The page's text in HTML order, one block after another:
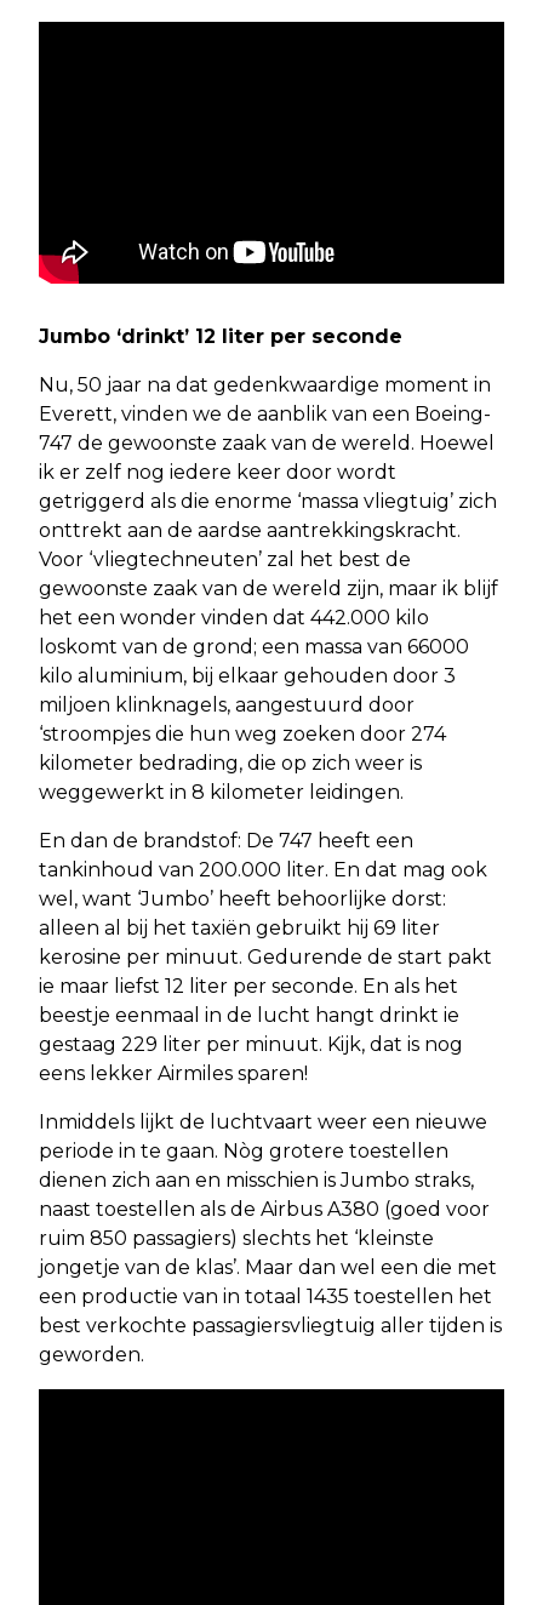
Jumbo ‘drinkt’ 12 liter per seconde
Nu, 50 jaar na dat gedenkwaardige moment in
Everett, vinden we de aanblik van een Boeing-
747 de gewoonste zaak van de wereld. Hoewel
ik er zelf nog iedere keer door wordt
getriggerd als die enorme ‘massa vliegtuig’ zich
onttrekt aan de aardse aantrekkingskracht.
Voor ‘vliegtechneuten’ zal het best de
gewoonste zaak van de wereld zijn, maar ik blijf
het een wonder vinden dat 442.000 kilo
loskomt van de grond; een massa van 66000
kilo aluminium, bij elkaar gehouden door 3
miljoen klinknagels, aangestuurd door
‘stroompjes die hun weg zoeken door 274
kilometer bedrading, die op zich weer is
weggewerkt in 8 kilometer leidingen.
En dan de brandstof: De 747 heeft een
tankinhoud van 200.000 liter. En dat mag ook
wel, want ‘Jumbo’ heeft behoorlijke dorst:
alleen al bij het taxiën gebruikt hij 69 liter
kerosine per minuut. Gedurende de start pakt
ie maar liefst 12 liter per seconde. En als het
beestje eenmaal in de lucht hangt drinkt ie
gestaag 229 liter per minuut. Kijk, dat is nog
eens lekker Airmiles sparen!
Inmiddels lijkt de luchtvaart weer een nieuwe
periode in te gaan. Nòg grotere toestellen
dienen zich aan en misschien is Jumbo straks,
naast toestellen als de Airbus A380 (goed voor
ruim 850 passagiers) slechts het ‘kleinste
jongetje van de klas’. Maar dan wel een die met
een productie van in totaal 1435 toestellen het
best verkochte passagiersvliegtuig aller tijden is
geworden.